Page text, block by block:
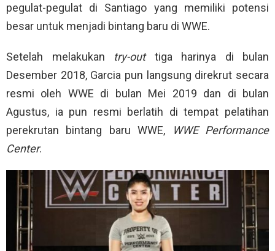
pegulat-pegulat di Santiago yang memiliki potensi
besar untuk menjadi bintang baru di WWE.
Setelah melakukan try-out tiga harinya di bulan
Desember 2018, Garcia pun langsung direkrut secara
resmi oleh WWE di bulan Mei 2019 dan di bulan
Agustus, ia pun resmi berlatih di tempat pelatihan
perekrutan bintang baru WWE,
WWE Performance
Center.